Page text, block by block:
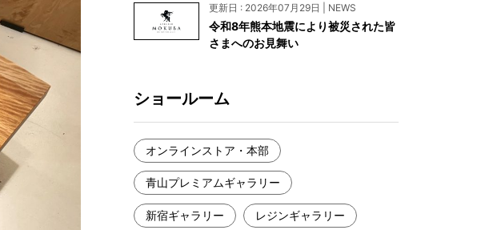
BLOG
メディア美術協力実績
更新日 : 2026年07月29日 | NEWS
令和8年熊本地震により被災された皆
さまへのお見舞い
ショールーム
オンラインストア・本部
青山プレミアムギャラリー
新宿ギャラリー レジンギャラリー